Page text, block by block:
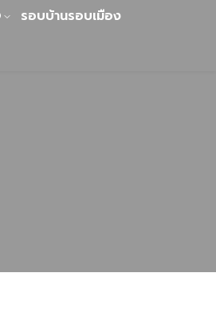
รอบบ้านรอบเมือง